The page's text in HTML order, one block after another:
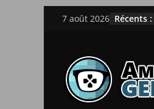
Passer7 août 2026 Récents :